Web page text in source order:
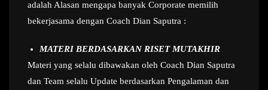
adalah Alasan mengapa banyak Corporate memilih
bekerjasama dengan Coach Dian Saputra :
MATERI BERDASARKAN RISET MUTAKHIR
Materi yang selalu dibawakan oleh Coach Dian Saputra
dan Team selalu Update berdasarkan Pengalaman dan